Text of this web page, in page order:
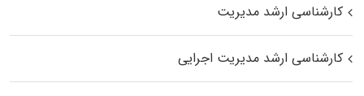
کارشناسی ارشد مدیریت
کارشناسی ارشد مدیریت اجرایی